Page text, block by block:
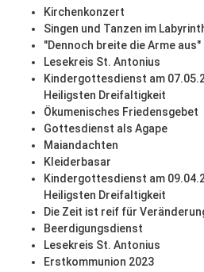
Kirchenkonzert
Singen und Tanzen im
"Dennoch breite die Arme aus"
Lesekreis St. Antonius
Kindergottesdienst am
Heiligsten Dreifaltigkeit
Ökumenisches Friedensgebet
Gottesdienst als Agape
Maiandachten
Kleiderbasar
Kindergottesdienst am
Heiligsten Dreifaltigkeit
Die Zeit ist reif für
Beerdigungsdienst
Lesekreis St. Antonius
Erstkommunion 2023